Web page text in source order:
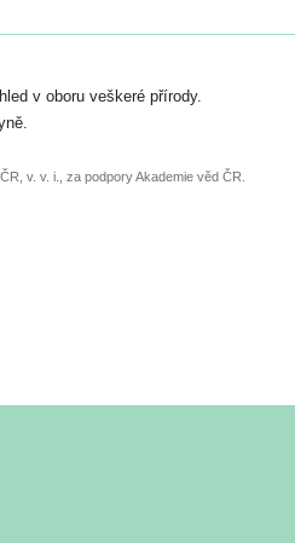
6. září.
nebo
v oboru veškeré přírody.
v. v. i., za podpory Akademie věd ČR.